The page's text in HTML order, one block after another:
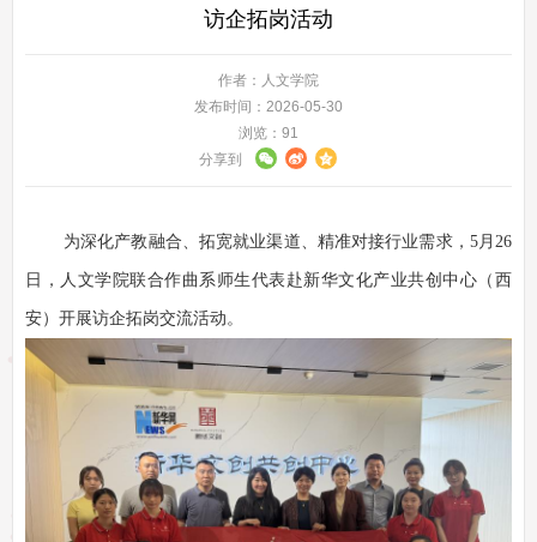
访企拓岗活动
作者：人文学院
发布时间：2026-05-30
浏览： 91
分享到
为深化产教融合、拓宽就业渠道、精准对接行业需求， 5月26
日，人文学院联合作曲系师生代表赴 新华文化产业共创中心（西
安）开展访企拓岗交流活动。